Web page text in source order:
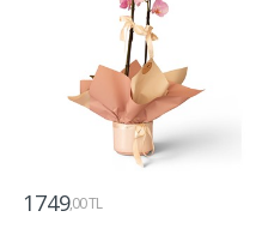
1749,00 TL